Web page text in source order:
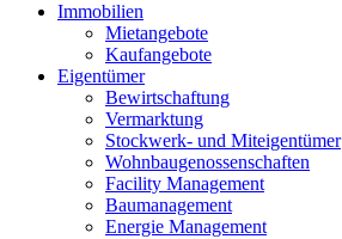
Immobilien
Mietangebote
Kaufangebote
Eigentümer
Bewirtschaftung
Vermarktung
Stockwerk- und Miteigentümer
Wohnbaugenossenschaften
Facility Management
Baumanagement
Energie Management